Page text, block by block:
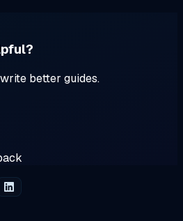
better guides.